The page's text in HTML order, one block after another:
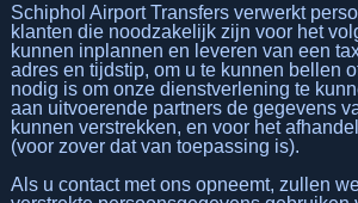
Schiphol Airport Transfers verwerkt
klanten die noodzakelijk zijn voor het
kunnen inplannen en leveren van een
adres en tijdstip, om u te kunnen bellen
nodig is om onze dienstverlening te
aan uitvoerende partners de gegevens
kunnen verstrekken, en voor het
(voor zover dat van toepassing is).
Als u contact met ons opneemt, zullen